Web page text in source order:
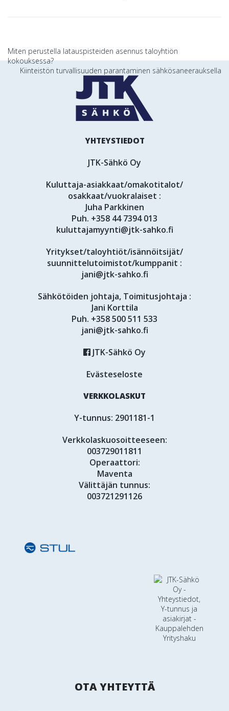
Artikkelien
selaus
Miten perustella latauspisteiden asennus taloyhtiön
kokouksessa?
Kiinteistön turvallisuuden parantaminen sähkösaneerauksella
YHTEYSTIEDOT
JTK-Sähkö Oy
Kuluttaja-asiakkaat/omakotitalot/
osakkaat/vuokralaiset :
Juha Parkkinen
Puh. +358 44 7394 013
kuluttajamyynti@jtk-sahko.fi
Yritykset/taloyhtiöt/isännöitsijät/
suunnittelutoimistot/kumppanit :
jani@jtk-sahko.fi
Sähkötöiden johtaja, Toimitusjohtaja :
Jani Korttila
Puh. +358 500 511 533
jani@jtk-sahko.fi
JTK-Sähkö Oy
Evästeseloste
VERKKOLASKUT
Y-tunnus: 2901181-1
Verkkolaskuosoitteeseen:
003729011811
Operaattori:
Maventa
Välittäjän tunnus:
003721291126
OTA YHTEYTTÄ